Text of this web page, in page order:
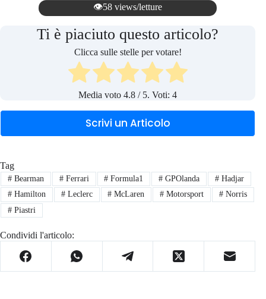
👁️58 views/letture
Ti è piaciuto questo articolo?
Clicca sulle stelle per votare!
Media voto4.8 / 5. Voti:4
Scrivi un Articolo
Tag
#Bearman #Ferrari # Formula1 # GPOlanda # Hadjar
#Hamilton #Leclerc # McLaren # Motorsport # Norris
#Piastri
Condividi l'articolo: